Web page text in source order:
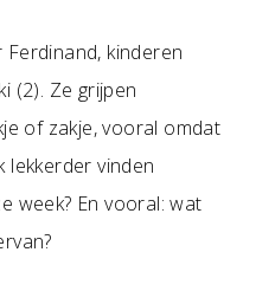
kinderen
(2). Ze grijpen
of zakje, vooral omdat
lekkerder vinden
week? En vooral: wat